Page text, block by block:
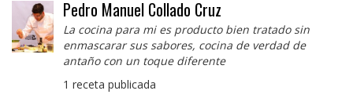
Pedro Manuel Collado Cruz
La cocina para mi es producto bien tratado sin
enmascarar sus sabores, cocina de verdad de
antaño con un toque diferente
1 receta publicada